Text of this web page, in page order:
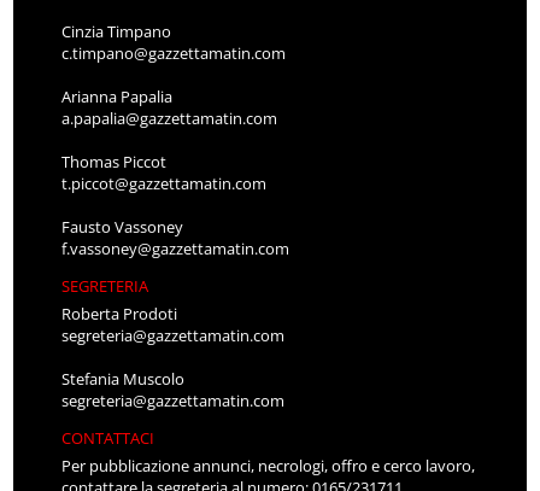
Cinzia Timpano
c.timpano@gazzettamatin.com
Arianna Papalia
a.papalia@gazzettamatin.com
Thomas Piccot
t.piccot@gazzettamatin.com
Fausto Vassoney
f.vassoney@gazzettamatin.com
SEGRETERIA
Roberta Prodoti
segreteria@gazzettamatin.com
Stefania Muscolo
segreteria@gazzettamatin.com
CONTATTACI
Per pubblicazione annunci, necrologi, offro e cerco lavoro,